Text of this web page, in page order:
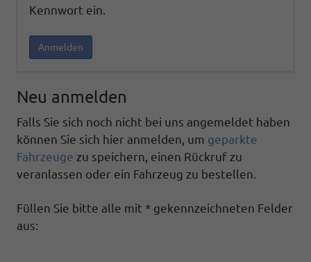
Kennwort ein.
Anmelden
Neu anmelden
Falls Sie sich noch nicht bei uns angemeldet haben
können Sie sich hier anmelden, um geparkte
Fahrzeuge zu speichern, einen Rückruf zu
veranlassen oder ein Fahrzeug zu bestellen.
Füllen Sie bitte alle mit * gekennzeichneten Felder
aus: